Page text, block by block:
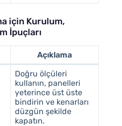
için Kurulum,
İpuçları
Açıklama
Doğru ölçüleri
kullanın, panelleri
yeterince üst üste
bindirin ve kenarları
düzgün şekilde
kapatın.